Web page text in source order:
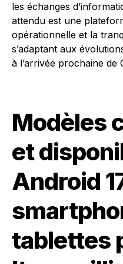
les échanges
attendu est une
opérationnelle et la
s’adaptant aux
à l’arrivée prochaine de
Modèles
et
Android
tablettes